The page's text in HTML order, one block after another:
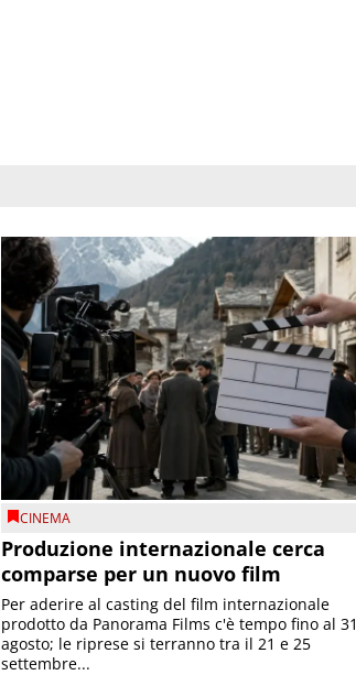
CINEMA
Produzione internazionale cerca
comparse per un nuovo film
Per aderire al casting del film internazionale
prodotto da Panorama Films c'è tempo fino al 31
agosto; le riprese si terranno tra il 21 e 25
settembre...